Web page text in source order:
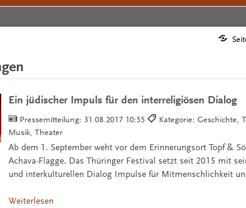
Ein jüdischer Impuls für den interreligiösen Dialog
Pressemitteilung: 31.08.2017 10:55
Kategorie: Geschichte,
Musik, Theater
Ab dem 1. September weht vor dem Erinnerungsort Topf &
Achava-Flagge. Das Thüringer Festival setzt seit 2015 mit
und interkulturellen Dialog Impulse für Mitmenschlichkeit
Weiterlesen